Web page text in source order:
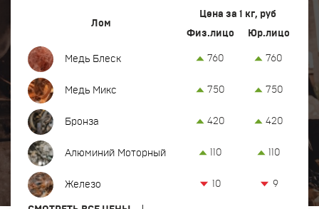
Закупка оргтехники и оборудования
Контакты
Прием лома цветных и черных металлов в Сургуте
Лом
Цена за 1 кг, руб
Физ.лицо
Юр.лицо
Медь Блеск 760 760
Медь Микс 750 750
Бронза 420 420
Алюминий Моторный 110 110
Железо 10 9